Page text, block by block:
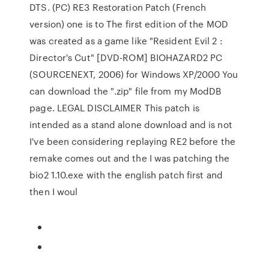
DTS. (PC) RE3 Restoration Patch (French
version) one is to The first edition of the MOD
was created as a game like "Resident Evil 2 :
Director's Cut" [DVD-ROM] BIOHAZARD2 PC
(SOURCENEXT, 2006) for Windows XP/2000 You
can download the ".zip" file from my ModDB
page. LEGAL DISCLAIMER This patch is
intended as a stand alone download and is not
I've been considering replaying RE2 before the
remake comes out and the I was patching the
bio2 1.10.exe with the english patch first and
then I woul